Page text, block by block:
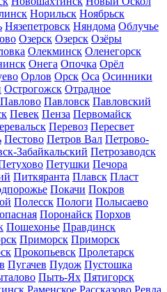
Норильск Ноябрьск
Нязепетровск Няндома Облучье
Озерск Озерск Озёры
Олекминск Оленегорск
Онега Опочка Орёл
Орлов Орск Оса Осинники
Острогожск Отрадное
Павлово Павловск Павловский
Певек Пенза Первомайск
Перевоз Пересвет
Пестово Петров Вал Петрово-
Забайкальский Петрозаводск
Петушки Печора
Питкяранта Плавск Пласт
Покачи Покров
Полесск Пологи Полысаево
Поронайск Порхов
Пошехонье Правдинск
Приморск Приморск
Прокопьевск Пролетарск
Пугачев Пудож Пустошка
Пыть-Ях Пятигорск
Раменское Рассказово Ревда